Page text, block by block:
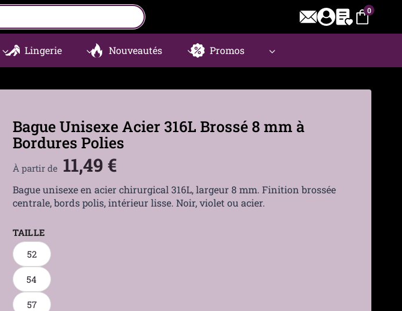
0
Lingerie Nouveautés Promos
Bague Unisexe Acier 316L Brossé 8 mm à
Bordures Polies
À partir de 11,49 €
Bague unisexe en acier chirurgical 316L, largeur 8 mm. Finition brossée
centrale, bords polis, intérieur lisse. Noir, violet ou acier.
TAILLE
52
54
57